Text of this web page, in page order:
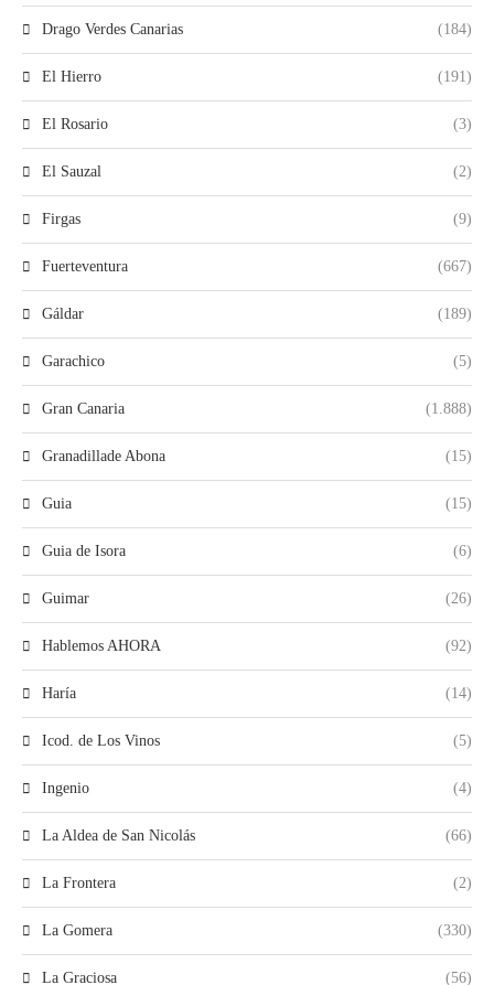
Drago Verdes Canarias (184)
El Hierro (191)
El Rosario (3)
El Sauzal (2)
Firgas (9)
Fuerteventura (667)
Gáldar (189)
Garachico (5)
Gran Canaria (1.888)
Granadillade Abona (15)
Guia (15)
Guia de Isora (6)
Guimar (26)
Hablemos AHORA (92)
Haría (14)
Icod. de Los Vinos (5)
Ingenio (4)
La Aldea de San Nicolás (66)
La Frontera (2)
La Gomera (330)
La Graciosa (56)